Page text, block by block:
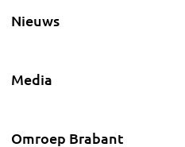
Nieuws
Media
Omroep Brabant